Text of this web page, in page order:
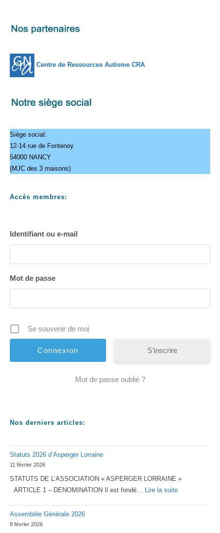
Centre de Ressources Autisme CRA
Siège social:
12-14 rue de Fontenoy
54000 NANCY
(MJC des 3 maisons)
Accès membres:
Identifiant ou e-mail
Mot de passe
Se souvenir de moi
S’inscrire
Mot de passe oublié ?
Nos derniers articles:
Statuts 2026 d’Asperger Lorraine
11 février 2026
STATUTS DE L’ASSOCIATION « ASPERGER LORRAINE »
ARTICLE 1 – DENOMINATION Il est fondé… Lire la suite:
Assemblée Générale 2026
8 février 2026